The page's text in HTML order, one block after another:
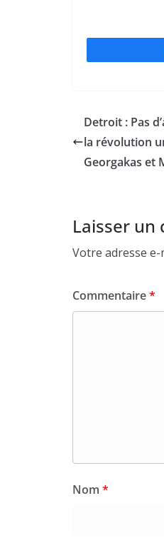
Detroit : Pas
la révolution
Georgakas et
Laisser
Votre adresse
Commentaire*
Nom *